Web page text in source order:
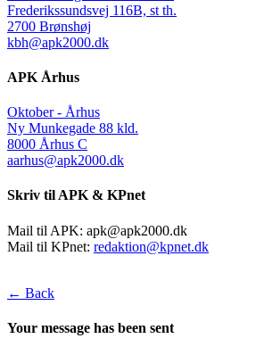
Frederikssundsvej 116B, st th.
2700 Brønshøj
kbh@apk2000.dk
APK Århus
Oktober - Århus
Ny Munkegade 88 kld.
8000 Århus C
aarhus@apk2000.dk
Skriv til APK & KPnet
Mail til APK: apk@apk2000.dk
Mail til KPnet: redaktion@kpnet.dk
← Back
Your message has been sent